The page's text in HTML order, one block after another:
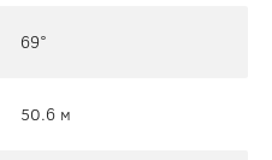
69°
50.6 м